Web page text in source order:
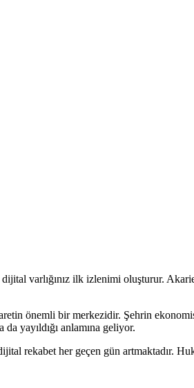
varlığınız ilk izlenimi oluşturur.
önemli bir merkezidir. Şehrin
yayıldığı anlamına geliyor.
rekabet her geçen gün artmaktadır.